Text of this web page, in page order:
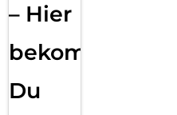
– Hier
bekommst
Du